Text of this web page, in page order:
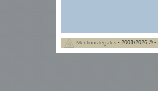
Mentions légales - 2001/2026 © -